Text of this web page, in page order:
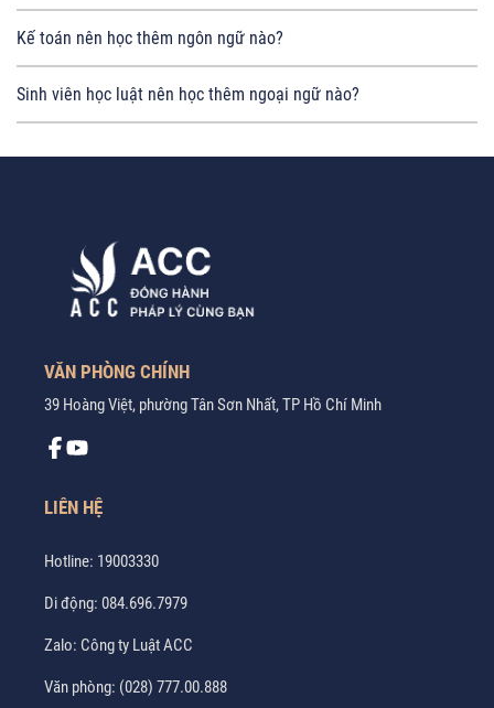
Kế toán nên học thêm ngôn ngữ nào?
Sinh viên học luật nên học thêm ngoại ngữ nào?
VĂN PHÒNG CHÍNH
39 Hoàng Việt, phường Tân Sơn Nhất, TP Hồ Chí Minh
LIÊN HỆ
Hotline: 19003330
Di động: 084.696.7979
Zalo: Công ty Luật ACC
Văn phòng: (028) 777.00.888